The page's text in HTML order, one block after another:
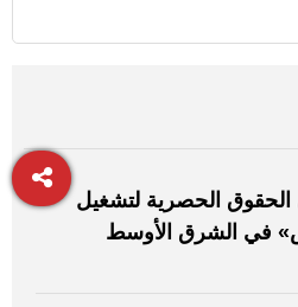
الحصرية لتشغيل
في الشرق الأوسط